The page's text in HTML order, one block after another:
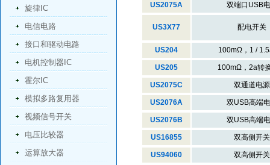
旋律IC
电信电路
接口和驱动电路
电机控制器IC
霍尔IC
模拟多路复用器
视频信号开关
电压比较器
运算放大器
US2075A 双端口USB
US3X77 配电开关
US204 100mΩ，1 /
US205 100mΩ，2a转
US2075C 双通道电源
US2076A 双USB高端
US2076B 双USB高端
US16855 双高侧开关
US94060 双高侧开关